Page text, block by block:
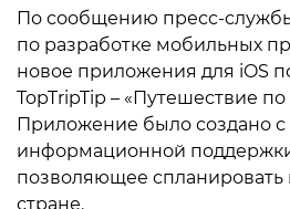
По сообщению пресс-
по разработке мобильных
новое приложения для iOS
TopTripTip – «Путешествие по
Приложение было создано
информационной
позволяющее спланировать
стране.